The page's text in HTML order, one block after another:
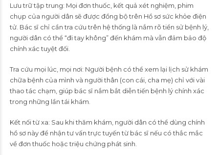
Lưu trữ tập trung: Mọi đơn thuốc, kết quả xét nghiệm, phim
chụp của người dân sẽ được đồng bộ trên Hồ sơ sức khỏe điện
tử. Bác sĩ chỉ cần tra cứu trên hệ thống là nắm rõ tiền sử bệnh lý,
người dân có thể “đi tay không” đến khám mà vẫn đảm bảo độ
chính xác tuyệt đối.
Tra cứu mọi lúc, mọi nơi: Người bệnh có thể xem lại lịch sử khám
chữa bệnh của mình và người thân (con cái, cha mẹ) chỉ với vài
thao tác chạm, giúp bác sĩ nắm bắt diễn tiến bệnh lý chính xác
trong những lần tái khám.
Kết nối từ xa: Sau khi thăm khám, người dân có thể dùng chính
hồ sơ này để nhận tư vấn trực tuyến từ bác sĩ nếu có thắc mắc
về đơn thuốc hoặc triệu chứng phát sinh.